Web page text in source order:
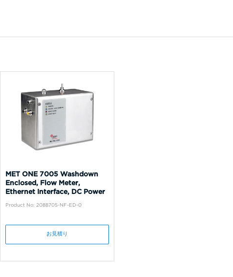
MET ONE 7005 Washdown
Enclosed, Flow Meter,
Ethernet Interface, DC Power
Product No: 2088705-NF-ED-0
お見積り